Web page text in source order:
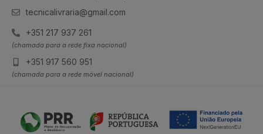
tecnicalivraria@gmail.com
+351 217 937 261
(chamada para a rede fixa nacional)
+351 917 560 951
(chamada para a rede móvel nacional)